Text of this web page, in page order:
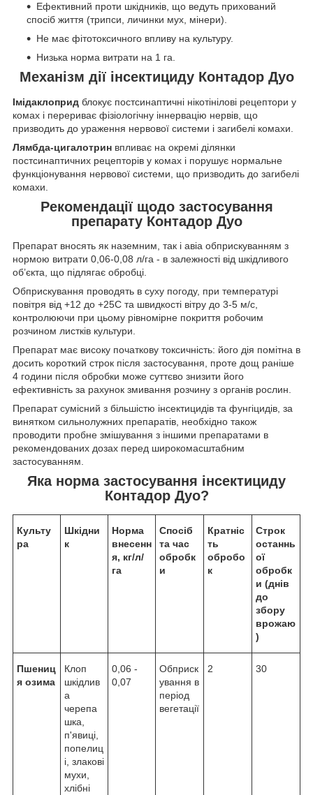
Ефективний проти шкідників, що ведуть прихований
спосіб життя (трипси, личинки мух, мінери).
Не має фітотоксичного впливу на культуру.
Низька норма витрати на 1 га.
Механізм дії інсектициду Контадор Дуо
Імідаклоприд блокує постсинаптичні нікотінілові рецептори у
комах і перериває фізіологічну іннервацію нервів, що
призводить до ураження нервової системи і загибелі комахи.
Лямбда-цигалотрин впливає на окремі ділянки
постсинаптичних рецепторів у комах і порушує нормальне
функціонування нервової системи, що призводить до загибелі
комахи.
Рекомендації щодо застосування
препарату Контадор Дуо
Препарат вносять як наземним, так і авіа обприскуванням з
нормою витрати 0,06-0,08 л/га - в залежності від шкідливого
об’єкта, що підлягає обробці.
Обприскування проводять в суху погоду, при температурі
повітря від +12 до +25С та швидкості вітру до 3-5 м/с,
контролюючи при цьому рівномірне покриття робочим
розчином листків культури.
Препарат має високу початкову токсичність: його дія помітна в
досить короткий строк після застосування, проте дощ раніше
4 години після обробки може суттєво знизити його
ефективність за рахунок змивання розчину з органів рослин.
Препарат сумісний з більшістю інсектицидів та фунгіцидів, за
винятком сильнолужних препаратів, необхідно також
проводити пробне змішування з іншими препаратами в
рекомендованих дозах перед широкомасштабним
застосуванням.
Яка норма застосування інсектициду
Контадор Дуо?
Культу
ра
Шкідни
к
Норма
внесенн
я, кг/л/
га
Спосіб
та час
обробк
и
Кратніс
ть
обробо
к
Строк
останнь
ої
обробк
и (днів
до
збору
врожаю
)
Пшениц
я озима
Клоп
шкідлив
а
черепа
шка,
п'явиці,
попелиц
і, злакові
мухи,
хлібні
0,06 -
0,07
Обприск
ування в
період
вегетації
2 30